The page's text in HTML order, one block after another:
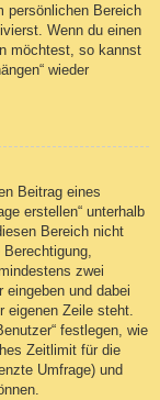
persönlichen Bereich
Wenn du einen
möchtest, so kannst
wieder
Beitrag eines
erstellen“ unterhalb
Bereich nicht
zwei
und dabei
eigenen Zeile steht.
festlegen, wie
Zeitlimit für die
Umfrage) und